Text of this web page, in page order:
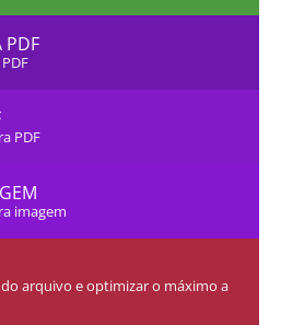
PDF
PDF
imagem
arquivo e optimizar o máximo a